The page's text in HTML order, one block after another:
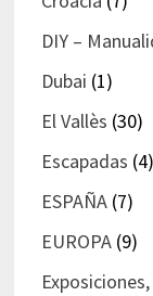
DIY –
Dubai (1)
El Vallès (30)
Escapadas (4)
ESPAÑA(7)
EUROPA(9)